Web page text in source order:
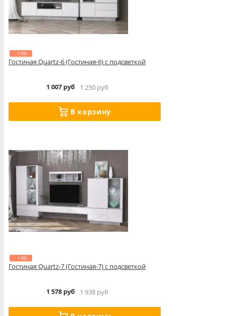
- 19%
Гостиная Quartz-6 (Гостиная-6) с подсветкой
1 007 руб 1 250 руб
В корзину
- 19%
Гостиная Quartz-7 (Гостиная-7) с подсветкой
1 578 руб 1 938 руб